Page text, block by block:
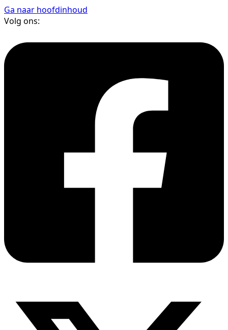
Ga naar hoofdinhoud
Volg ons: